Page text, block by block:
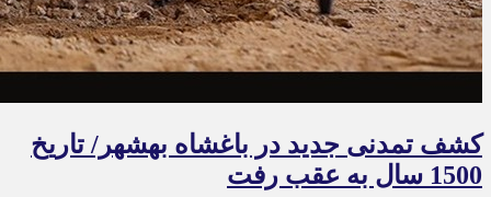
کشف تمدنی جدید در باغشاه بهشهر/ تاریخ
1500 سال به عقب رفت